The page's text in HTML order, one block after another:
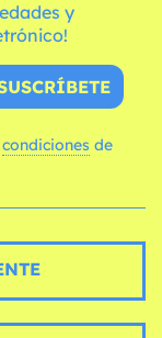
y
condiciones